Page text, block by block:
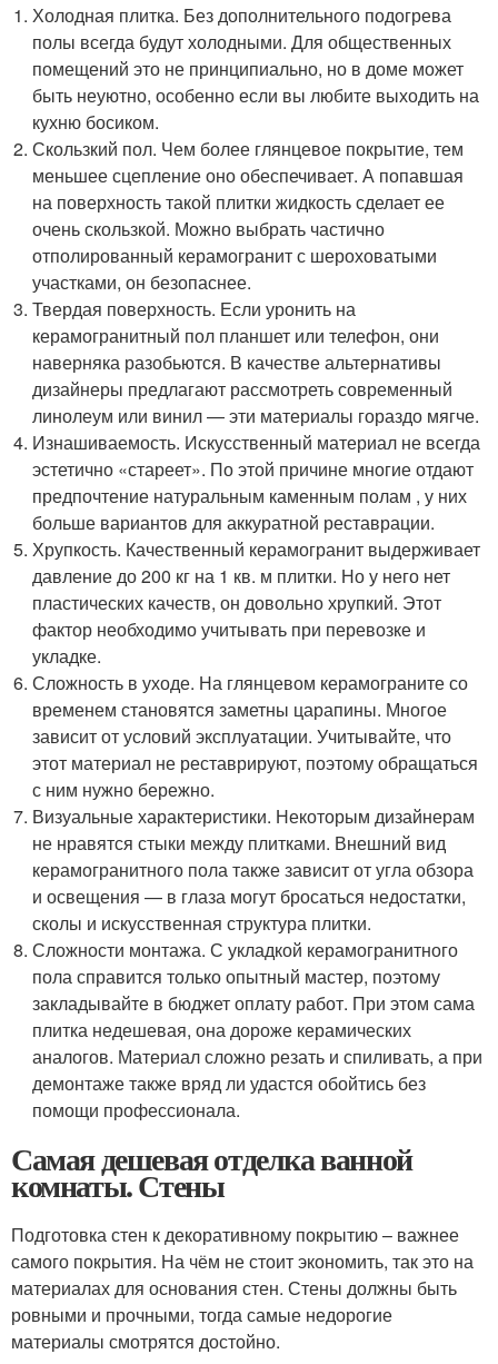
Холодная плитка. Без дополнительного подогрева
полы всегда будут холодными. Для общественных
помещений это не принципиально, но в доме может
быть неуютно, особенно если вы любите выходить на
кухню босиком.
Скользкий пол. Чем более глянцевое покрытие, тем
меньшее сцепление оно обеспечивает. А попавшая
на поверхность такой плитки жидкость сделает ее
очень скользкой. Можно выбрать частично
отполированный керамогранит с шероховатыми
участками, он безопаснее.
Твердая поверхность. Если уронить на
керамогранитный пол планшет или телефон, они
наверняка разобьются. В качестве альтернативы
дизайнеры предлагают рассмотреть современный
линолеум или винил — эти материалы гораздо мягче.
Изнашиваемость. Искусственный материал не всегда
эстетично «стареет». По этой причине многие отдают
предпочтение натуральным каменным полам , у них
больше вариантов для аккуратной реставрации.
Хрупкость. Качественный керамогранит выдерживает
давление до 200 кг на 1 кв. м плитки. Но у него нет
пластических качеств, он довольно хрупкий. Этот
фактор необходимо учитывать при перевозке и
укладке.
Сложность в уходе. На глянцевом керамограните со
временем становятся заметны царапины. Многое
зависит от условий эксплуатации. Учитывайте, что
этот материал не реставрируют, поэтому обращаться
с ним нужно бережно.
Визуальные характеристики. Некоторым дизайнерам
не нравятся стыки между плитками. Внешний вид
керамогранитного пола также зависит от угла обзора
и освещения — в глаза могут бросаться недостатки,
сколы и искусственная структура плитки.
Сложности монтажа. С укладкой керамогранитного
пола справится только опытный мастер, поэтому
закладывайте в бюджет оплату работ. При этом сама
плитка недешевая, она дороже керамических
аналогов. Материал сложно резать и спиливать, а при
демонтаже также вряд ли удастся обойтись без
помощи профессионала.
Самая дешевая отделка ванной
комнаты. Стены
Подготовка стен к декоративному покрытию – важнее
самого покрытия. На чём не стоит экономить, так это на
материалах для основания стен. Стены должны быть
ровными и прочными, тогда самые недорогие
материалы смотрятся достойно.